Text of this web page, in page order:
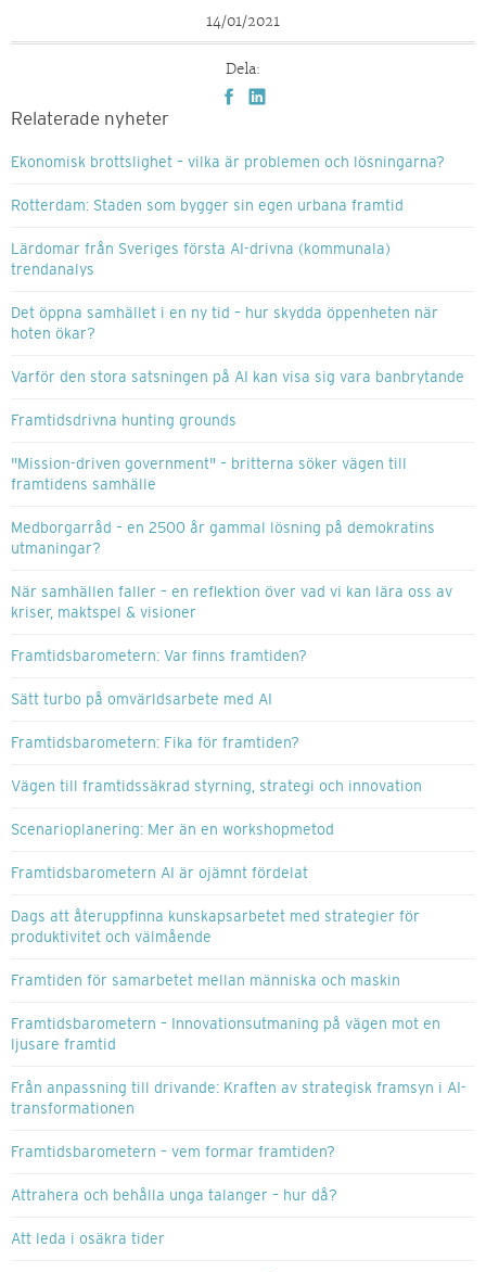
14/01/2021
Dela:
Relaterade nyheter
Ekonomisk brottslighet – vilka är problemen och lösningarna?
Rotterdam: Staden som bygger sin egen urbana framtid
Lärdomar från Sveriges första AI-drivna (kommunala)
trendanalys
Det öppna samhället i en ny tid – hur skydda öppenheten när
hoten ökar?
Varför den stora satsningen på AI kan visa sig vara banbrytande
Framtidsdrivna hunting grounds
"Mission-driven government" – britterna söker vägen till
framtidens samhälle
Medborgarråd – en 2500 år gammal lösning på demokratins
utmaningar?
När samhällen faller – en reflektion över vad vi kan lära oss av
kriser, maktspel & visioner
Framtidsbarometern: Var finns framtiden?
Sätt turbo på omvärldsarbete med AI
Framtidsbarometern: Fika för framtiden?
Vägen till framtidssäkrad styrning, strategi och innovation
Scenarioplanering: Mer än en workshopmetod
Framtidsbarometern AI är ojämnt fördelat
Dags att återuppfinna kunskapsarbetet med strategier för
produktivitet och välmående
Framtiden för samarbetet mellan människa och maskin
Framtidsbarometern – Innovationsutmaning på vägen mot en
ljusare framtid
Från anpassning till drivande: Kraften av strategisk framsyn i AI-
transformationen
Framtidsbarometern – vem formar framtiden?
Attrahera och behålla unga talanger – hur då?
Att leda i osäkra tider